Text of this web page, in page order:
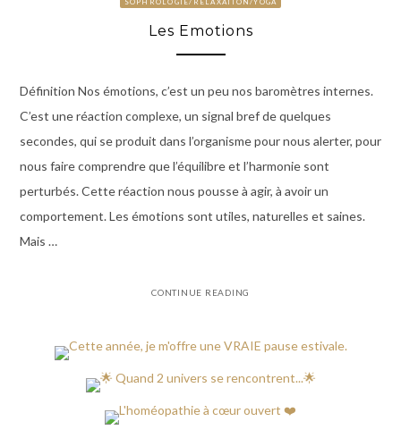
SOPHROLOGIE/RELAXATION/YOGA
Les Emotions
Définition Nos émotions, c’est un peu nos baromètres internes.
C’est une réaction complexe, un signal bref de quelques
secondes, qui se produit dans l’organisme pour nous alerter, pour
nous faire comprendre que l’équilibre et l’harmonie sont
perturbés. Cette réaction nous pousse à agir, à avoir un
comportement. Les émotions sont utiles, naturelles et saines.
Mais …
CONTINUE READING